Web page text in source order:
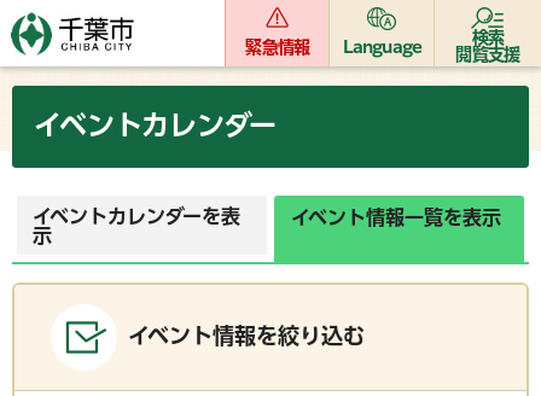
緊急情報 Language
検索
閲覧支援
イベントカレンダー
イベントカレンダーを表
示
イベント情報一覧を表示
イベント情報を絞り込む